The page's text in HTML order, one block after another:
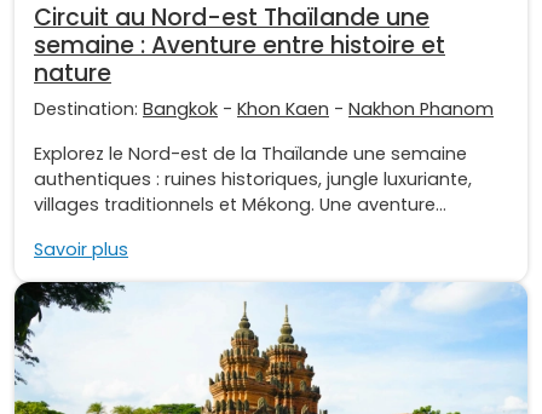
Circuit au Nord-est Thaïlande une
semaine : Aventure entre histoire et
nature
Destination: Bangkok - Khon Kaen - Nakhon Phanom
Explorez le Nord-est de la Thaïlande une semaine
authentiques : ruines historiques, jungle luxuriante,
villages traditionnels et Mékong. Une aventure...
Savoir plus